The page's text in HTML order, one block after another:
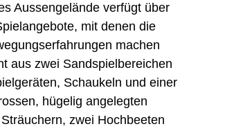
Aussengelände verfügt über
mit denen die
machen
aus zwei Sandspielbereichen
Schaukeln und einer
hügelig angelegten
zwei Hochbeeten